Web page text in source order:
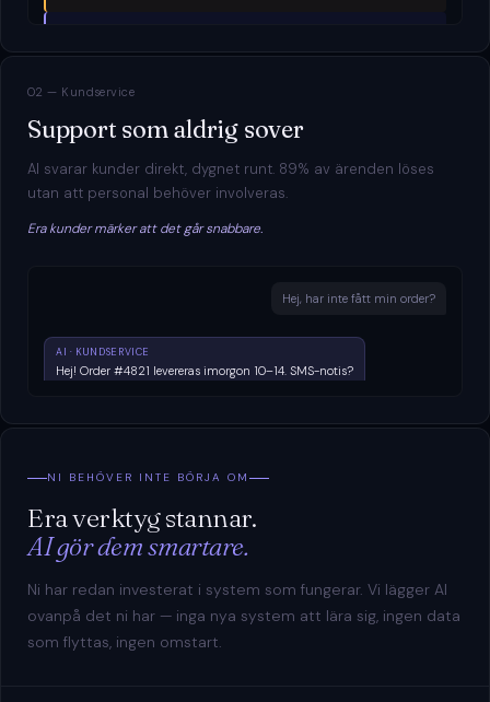
02 — Kundservice
Support som aldrig sover
AI svarar kunder direkt, dygnet runt. 89% av ärenden löses
utan att personal behöver involveras.
Era kunder märker att det går snabbare.
Hej, har inte fått min order?
AI · KUNDSERVICE
Hej! Order #4821 levereras imorgon 10–14. SMS-notis?
NI BEHÖVER INTE BÖRJA OM
Era verktyg stannar.
AI gör dem smartare.
Ni har redan investerat i system som fungerar. Vi lägger AI
ovanpå det ni har — inga nya system att lära sig, ingen data
som flyttas, ingen omstart.